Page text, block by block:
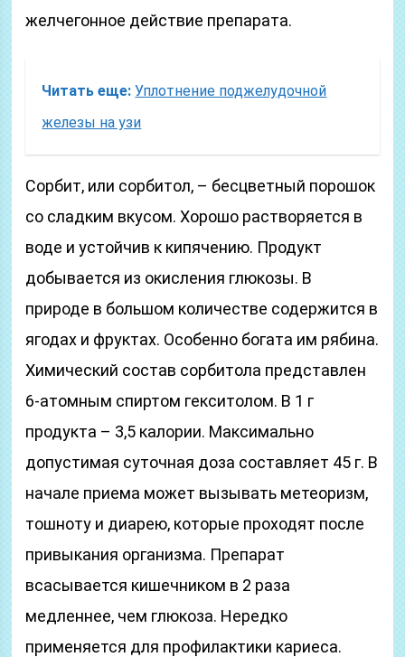
желчегонное действие препарата.
Читать еще: Уплотнение поджелудочной
железы на узи
Сорбит, или сорбитол, – бесцветный порошок
со сладким вкусом. Хорошо растворяется в
воде и устойчив к кипячению. Продукт
добывается из окисления глюкозы. В
природе в большом количестве содержится в
ягодах и фруктах. Особенно богата им рябина.
Химический состав сорбитола представлен
6-атомным спиртом гекситолом. В 1 г
продукта – 3,5 калории. Максимально
допустимая суточная доза составляет 45 г. В
начале приема может вызывать метеоризм,
тошноту и диарею, которые проходят после
привыкания организма. Препарат
всасывается кишечником в 2 раза
медленнее, чем глюкоза. Нередко
применяется для профилактики кариеса.